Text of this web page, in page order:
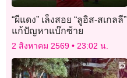
“ผีแดง” เล็งสอย “ลูอิส-สเกลลี”
แก้ปัญหาแบ๊กซ้าย
2 สิงหาคม 2569 23:02 น.